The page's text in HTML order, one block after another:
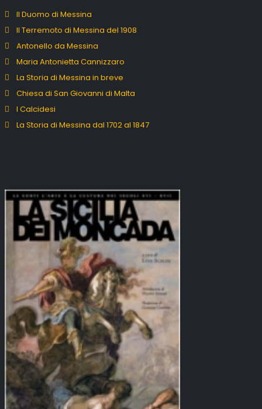
Il Duomo di Messina
Il Terremoto di Messina del 1908
Antonello da Messina
Maria Antonietta Cannizzaro
La Storia di Messina in breve
Chiesa di San Giovanni di Malta
I Calcidesi
La Storia di Messina dal 1702 al 1847